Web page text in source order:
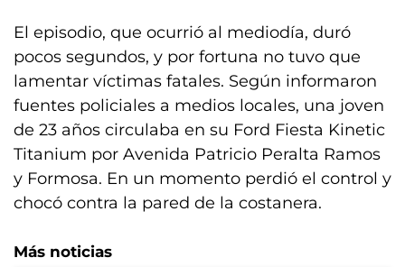
El episodio, que ocurrió al mediodía, duró
pocos segundos, y por fortuna no tuvo que
lamentar víctimas fatales. Según informaron
fuentes policiales a medios locales, una joven
de 23 años circulaba en su Ford Fiesta Kinetic
Titanium por Avenida Patricio Peralta Ramos
y Formosa. En un momento perdió el control y
chocó contra la pared de la costanera.
Más noticias